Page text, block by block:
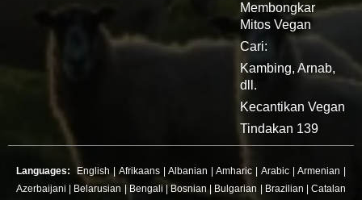
Membongkar
Mitos Vegan
Cari:
Kambing, Arnab,
dll.
Kecantikan Vegan
Tindakan 139
Languages: English | Afrikaans| Albanian |Amharic Arabic| Armenian
Azerbaijani
Belarusian Bengali |Bosnian| Bulgarian Brazilian |Catalan